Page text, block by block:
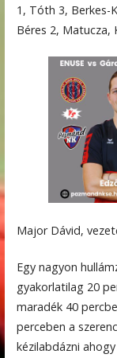
1, Tóth 3, Berkes-
Béres 2, Matucza,
Major Dávid,
Egy nagyon
gyakorlatilag 20
maradék 40
perceben a
kézilabdázni